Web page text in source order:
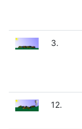
3.
12.